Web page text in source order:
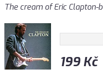
The cream of Eric Clapton-
199 Kč